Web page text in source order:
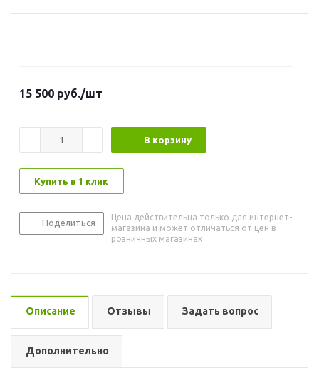
15 500 руб./шт
В корзину
Купить в 1 клик
Поделиться
Цена действительна только для интернет-
магазина и может отличаться от цен в
розничных магазинах
Описание Отзывы Задать вопрос
Дополнительно